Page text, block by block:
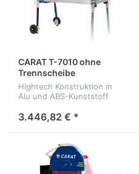
CARAT T-7010 ohne
Trennscheibe
Hightech Konstruktion in
Alu und ABS-Kunststoff
3.446,82 € *